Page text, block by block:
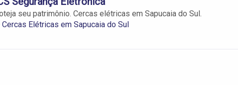
seu patrimônio. Cercas elétricas em Sapucaia do Sul.
Cercas Elétricas em Sapucaia do Sul